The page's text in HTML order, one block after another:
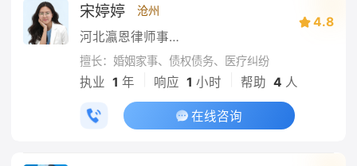
宋婷婷 沧州
河北瀛恩律师事务所
4.8
擅长：婚姻家事、债权债务、医疗纠纷
执业 1 年 响应 1 小时 帮助 4 人
在线咨询